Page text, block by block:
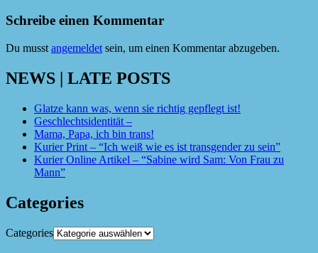
Schreibe einen Kommentar
Du musst angemeldet sein, um einen Kommentar abzugeben.
NEWS | LATE POSTS
Glatze kann was, wenn sie richtig gepflegt ist!
Geschlechtsidentität –
Mama, Papa, ich bin trans!
Kurier Print – “Ich weiß wie es ist transgender zu sein”
Kurier Online Artikel – “Sabine wird Sam: Von Frau zu
Mann”
Categories
Categories